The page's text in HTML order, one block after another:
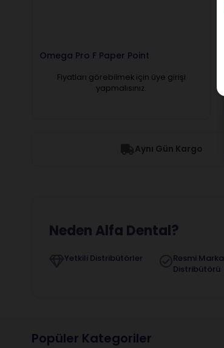
Omega Pro F Paper Point
Fiyatları görebilmek için üye girişi
yapmalısınız.
Aynı Gün Kargo
Neden Alfa Dental?
Yetkili Distribütörler
Resmi Marka
Distribütörü
Popüler Kategoriler